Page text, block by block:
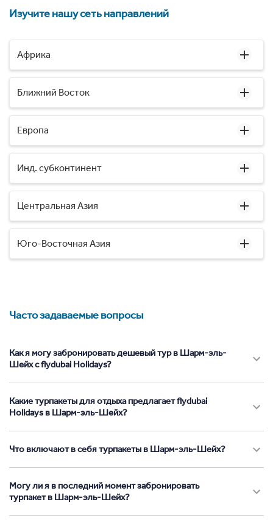
Изучите нашу сеть направлений
Африка
Ближний Восток
Европа
Инд. субконтинент
Центральная Азия
Юго-Восточная Азия
Часто задаваемые вопросы
Как я могу забронировать дешевый тур в Шарм-эль-
Шейх с flydubai Holidays?
Какие турпакеты для отдыха предлагает flydubai
Holidays в Шарм-эль-Шейх?
Что включают в себя турпакеты в Шарм-эль-Шейх?
Могу ли я в последний момент забронировать
турпакет в Шарм-эль-Шейх?